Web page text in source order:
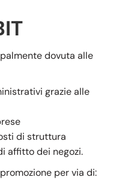
dovuta alle
grazie alle
di struttura
affitto dei negozi.
per via di: